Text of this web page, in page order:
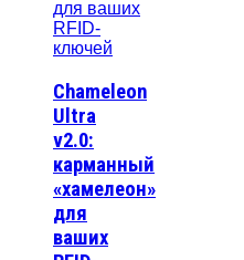
Chameleon
Ultra
v2.0:
карманный
«хамелеон»
для
ваших